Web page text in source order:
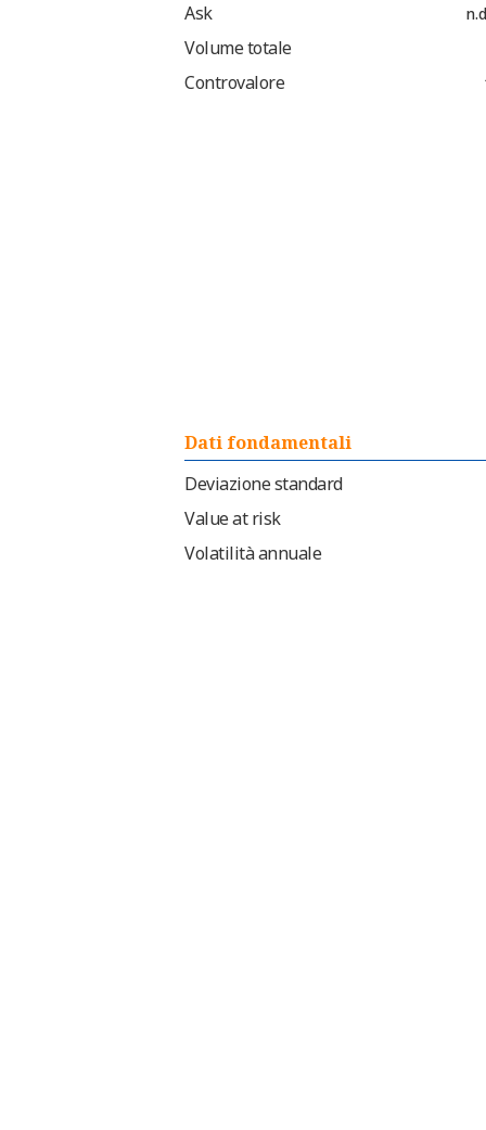
Ask
Volume totale
Controvalore
Dati fondamentali
Deviazione standard
Value at risk
Volatilità annuale